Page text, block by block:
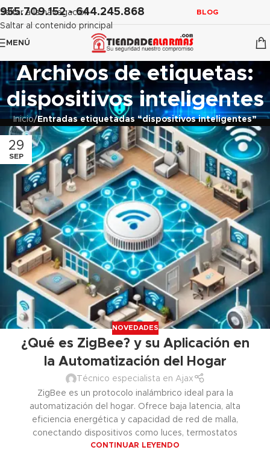
contenido
Saltar a la navegación
Saltar al contenido principal
955.709.152 - 644.245.868 BLOG
MENÚ
Archivos de etiquetas:
dispositivos inteligentes
Inicio/Entradas etiquetadas “dispositivos inteligentes”
29
SEP
NOVEDADES
¿Qué es ZigBee? y su Aplicación en
la Automatización del Hogar
Técnico especialista en Ajax
ZigBee es un protocolo inalámbrico ideal para la
automatización del hogar. Ofrece baja latencia, alta
eficiencia energética y capacidad de red de malla,
conectando dispositivos como luces, termostatos
CONTINUAR LEYENDO